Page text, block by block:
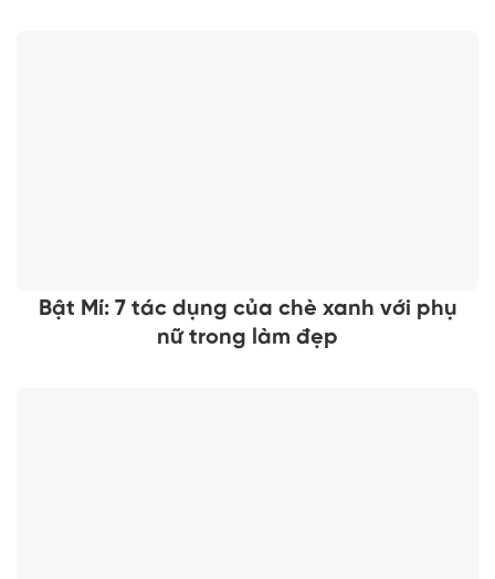
Bật Mí: 7 tác dụng của chè xanh với phụ
nữ trong làm đẹp